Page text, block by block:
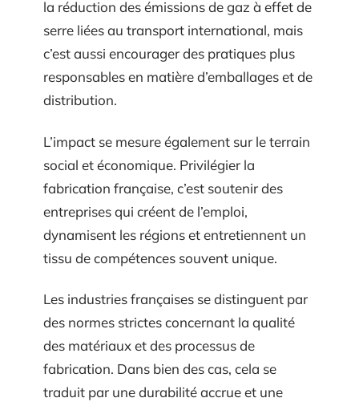
la réduction des émissions de gaz à effet de
serre liées au transport international, mais
c’est aussi encourager des pratiques plus
responsables en matière d’emballages et de
distribution.
L’impact se mesure également sur le terrain
social et économique. Privilégier la
fabrication française, c’est soutenir des
entreprises qui créent de l’emploi,
dynamisent les régions et entretiennent un
tissu de compétences souvent unique.
Les industries françaises se distinguent par
des normes strictes concernant la qualité
des matériaux et des processus de
fabrication. Dans bien des cas, cela se
traduit par une durabilité accrue et une